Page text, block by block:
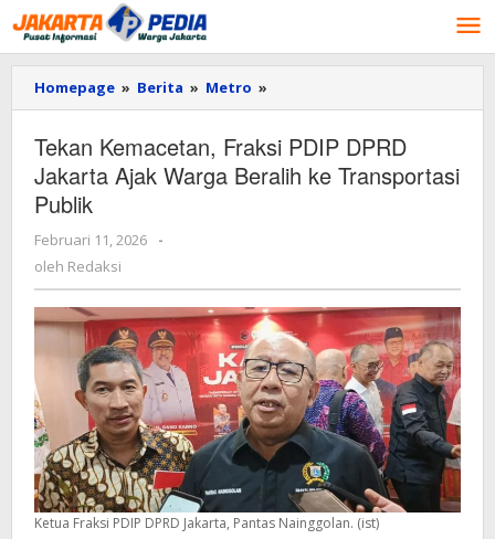
Lewati
ke
konten
Homepage » Berita » Metro »
Kemacetan,
PDIP
DPRD
Transportasi
Publik
Tekan Kemacetan, Fraksi PDIP DPRD
Jakarta Ajak Warga Beralih ke Transportasi
Publik
Februari 11, 2026
oleh
-
oleh Redaksi
Ketua Fraksi PDIP DPRD Jakarta, Pantas Nainggolan. (ist)